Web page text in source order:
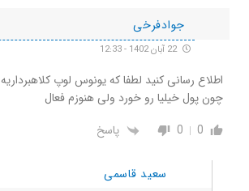
جوادفرخی
22 آبان 1402 - 12:33
اطلاع رسانی کنید لطفا که یونوس لوپ کلاهبرداریه
چون پول خیلیا رو خورد ولی هنوزم فعال
0
0 پاسخ
سعید قاسمی